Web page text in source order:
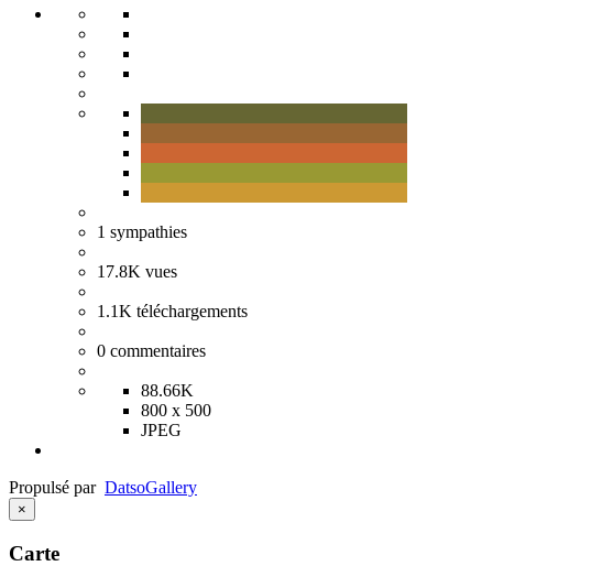
1 sympathies
17.8K vues
1.1K téléchargements
0 commentaires
88.66K
800 x 500
JPEG
Propulsé par DatsoGallery
×
Carte